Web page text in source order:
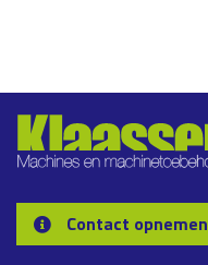
Contact opnemen